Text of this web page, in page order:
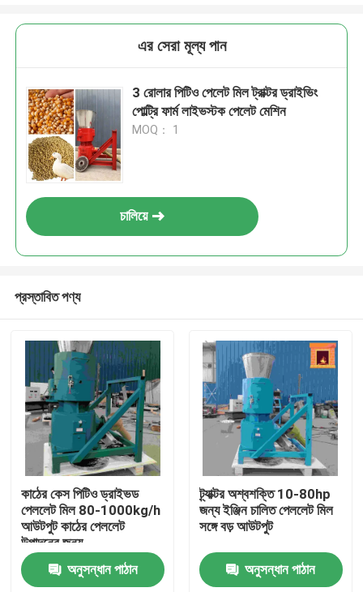
বাড়ি
এর সেরা মূল্য পান
3 রোলার পিটিও পেলেট মিল ট্রাক্টর ড্রাইভিং
পোল্ট্রি ফার্ম লাইভস্টক পেলেট মেশিন
MOQ： 1
চালিয়ে
প্রস্তাবিত পণ্য
কাঠের কেস পিটিও ড্রাইভড
পেললেট মিল 80-1000kg/h
আউটপুট কাঠের পেললেট
উত্পাদনের জন্য
অনুসন্ধান পাঠান
ট্র্যাক্টর অশ্বশক্তি 10-80hp
জন্য ইঞ্জিন চালিত পেললেট মিল
সঙ্গে বড় আউটপুট
অনুসন্ধান পাঠান